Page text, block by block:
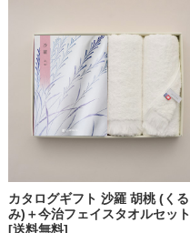
カタログギフト 沙羅 胡桃 (くる
み)＋今治フェイスタオルセット
[送料無料]